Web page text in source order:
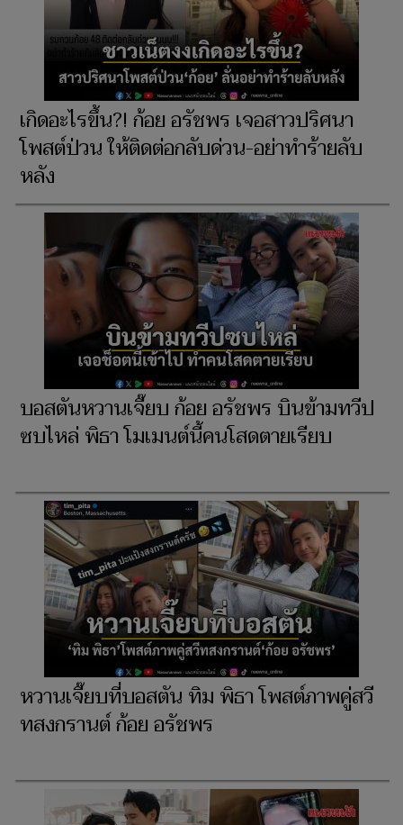
เกิดอะไรขึ้น?! ก้อย อรัชพร เจอสาวปริศนา
โพสต์ป่วน ให้ติดต่อกลับด่วน-อย่าทำร้ายลับ
หลัง
บอสตันหวานเจี๊ยบ ก้อย อรัชพร บินข้ามทวีป
ซบไหล่ พิธา โมเมนต์นี้คนโสดตายเรียบ
หวานเจี๊ยบที่บอสตัน ทิม พิธา โพสต์ภาพคู่สวี
ทสงกรานต์ ก้อย อรัชพร